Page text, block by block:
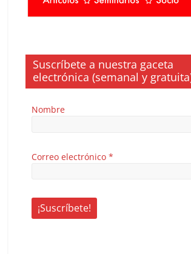
Suscríbete a nuestra gaceta
electrónica (semanal y
Nombre
Correo electrónico *